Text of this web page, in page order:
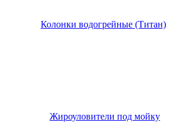
Колонки водогрейные (Титан)
Жироуловители под мойку